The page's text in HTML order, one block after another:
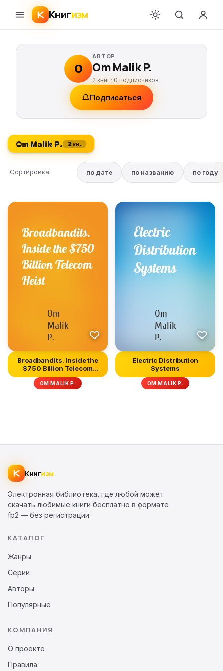
Книгизм
O
АВТОР
Om Malik P.
2 книг · 0 подписчиков
Подписаться
Om Malik P. 2 кн.
Сортировка: по дате по названию по году
Broadbandits. Inside the
$750 Billion Telecom
Heis...
OM MALIK P.
Electric Distribution
Systems
OM MALIK P.
Книгизм
Электронная библиотека, где любой может
скачать любимые книги бесплатно в формате
fb2 — без регистрации.
КАТАЛОГ
Жанры
Серии
Авторы
Популярные
КОМПАНИЯ
О проекте
Правила